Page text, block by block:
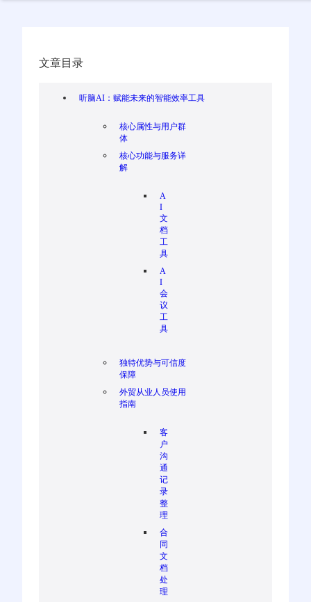
文章目录
听脑AI：赋能未来的智能效率工具
核心属性与用户群
体
核心功能与服务详
解
A
I
文
档
工
具
A
I
会
议
工
具
独特优势与可信度
保障
外贸从业人员使用
指南
客
户
沟
通
记
录
整
理
合
同
文
档
处
理